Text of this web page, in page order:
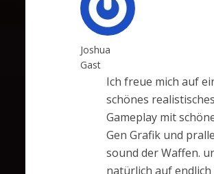
Joshua
Gast
Ich freue mich auf
schönes realistisches
Gameplay mit
Gen Grafik und
sound der Waffen.
natürlich auf endlich